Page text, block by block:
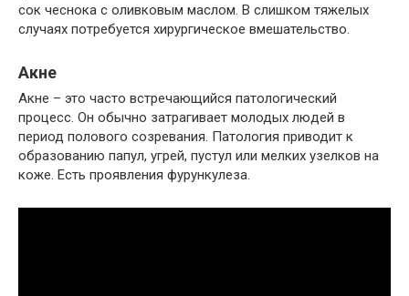
сок чеснока с оливковым маслом. В слишком тяжелых
случаях потребуется хирургическое вмешательство.
Акне
Акне – это часто встречающийся патологический
процесс. Он обычно затрагивает молодых людей в
период полового созревания. Патология приводит к
образованию папул, угрей, пустул или мелких узелков на
коже. Есть проявления фурункулеза.